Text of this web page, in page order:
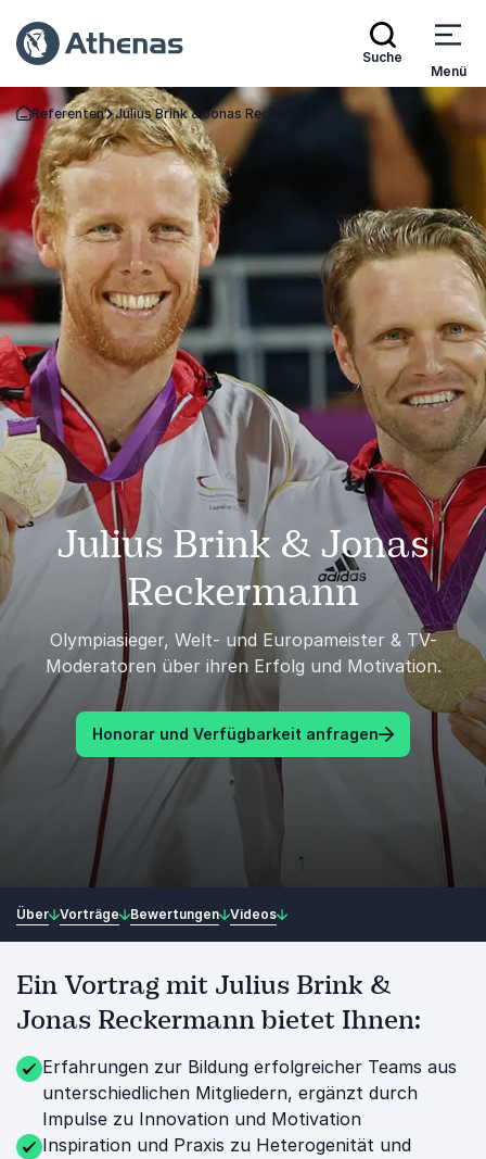
Suche
Menü
Zurück zur Startseite
Referenten Julius Brink & Jonas Reckermann
Julius Brink & Jonas
Reckermann
Olympiasieger, Welt- und Europameister & TV-
Moderatoren über ihren Erfolg und Motivation.
Honorar und Verfügbarkeit anfragen
Über Vorträge Bewertungen Videos
Ein Vortrag mit Julius Brink &
Jonas Reckermann bietet Ihnen:
Erfahrungen zur Bildung erfolgreicher Teams aus
unterschiedlichen Mitgliedern, ergänzt durch
Impulse zu Innovation und Motivation
Inspiration und Praxis zu Heterogenität und